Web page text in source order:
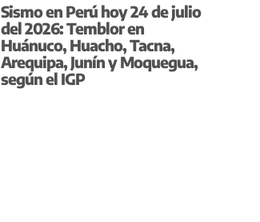
Sismo en Perú hoy 24 de julio
del 2026: Temblor en
Huánuco, Huacho, Tacna,
Arequipa, Junín y Moquegua,
según el IGP